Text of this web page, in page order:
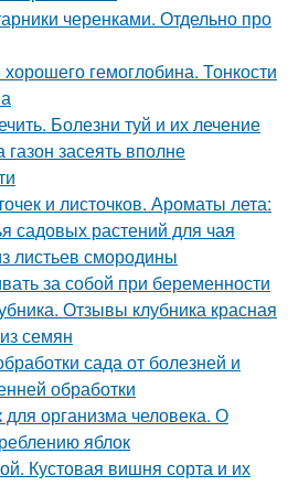
черенками. Отдельно про
гемоглобина. Тонкости
Болезни туй и их лечение
засеять вполне
и листочков. Ароматы лета:
садовых растений для чая
листьев смородины
за собой при беременности
Отзывы клубника красная
семян
сада от болезней и
обработки
организма человека. О
яблок
Кустовая вишня сорта и их